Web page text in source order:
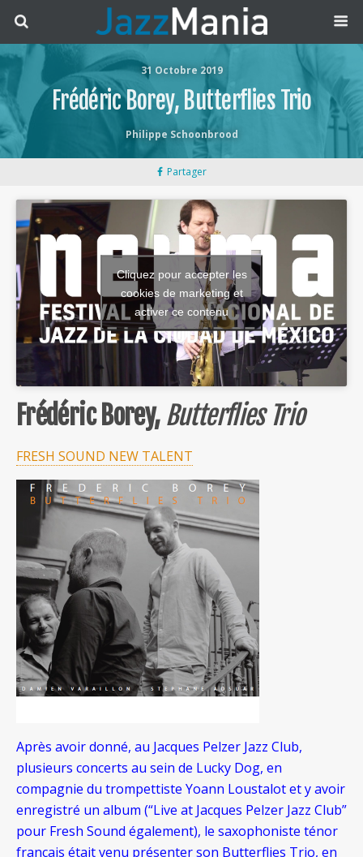
31 Octobre 2019
Frédéric Borey, Butterflies Trio
Philippe Schoonbrood
Partager
Cliquez pour accepter les
cookies de marketing et
activer ce contenu
Frédéric Borey, Butterflies Trio
FRESH SOUND NEW TALENT
Après avoir donné, au Jacques Pelzer Jazz Club,
plusieurs concerts au sein de Lucky Dog, en
compagnie du trompettiste Yoann Loustalot et y avoir
enregistré un album (“Live at Jacques Pelzer Jazz Club”
pour Fresh Sound également), le saxophoniste ténor
français était venu présenter son Butterflies Trio, en